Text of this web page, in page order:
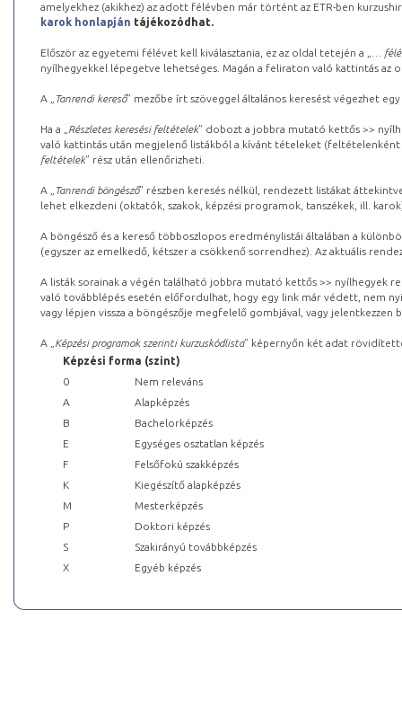
amelyekhez (akikhez) az adott félévben már történt az ETR-ben
karok honlapján tájékozódhat.
Először az egyetemi félévet kell kiválasztania, ez az oldal tetején a „
…
nyílhegyekkel lépegetve lehetséges. Magán a feliraton való kattintás az
A „ Tanrendi kereső” mezőbe írt szöveggel általános keresést végezhet
Ha a „ Részletes keresési feltételek” dobozt a jobbra mutató kettős >>
való kattintás után megjelenő listákból a kívánt tételeket (feltételenként
feltételek” rész után ellenőrizheti.
A „ Tanrendi böngésző” részben keresés nélkül, rendezett listákat
lehet elkezdeni (oktatók, szakok, képzési programok, tanszékek, ill.
A böngésző és a kereső többoszlopos eredménylistái általában a
(egyszer az emelkedő, kétszer a csökkenő sorrendhez). Az aktuális
A listák sorainak a végén található jobbra mutató kettős >> nyílhegyek
való továbblépés esetén előfordulhat, hogy egy link már védett, nem
vagy lépjen vissza a böngészője megfelelő gombjával, vagy
A „ Képzési programok szerinti kurzuskódlista” képernyőn két adat
Képzési forma (szint)
0
Nem releváns
A
Alapképzés
B
Bachelorképzés
E
Egységes osztatlan képzés
F
Felsőfokú szakképzés
K
Kiegészítő alapképzés
M
Mesterképzés
P
Doktori képzés
S
Szakirányú továbbképzés
X
Egyéb képzés